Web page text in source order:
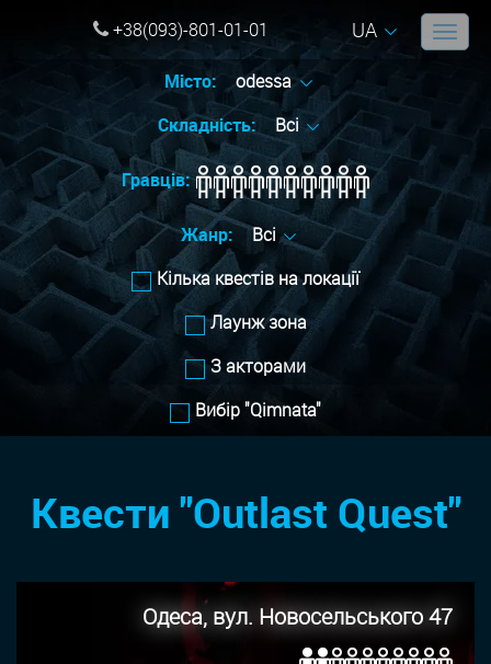
+38(093)-801-01-01 UA
Місто:
odessa
Складність:
Всі
Гравців:
Жанр:
Всі
Кілька квестів на локації
Лаунж зона
З акторами
Вибір "Qimnata"
Квести "Outlast Quest"
Одеса, вул. Новосельського 47